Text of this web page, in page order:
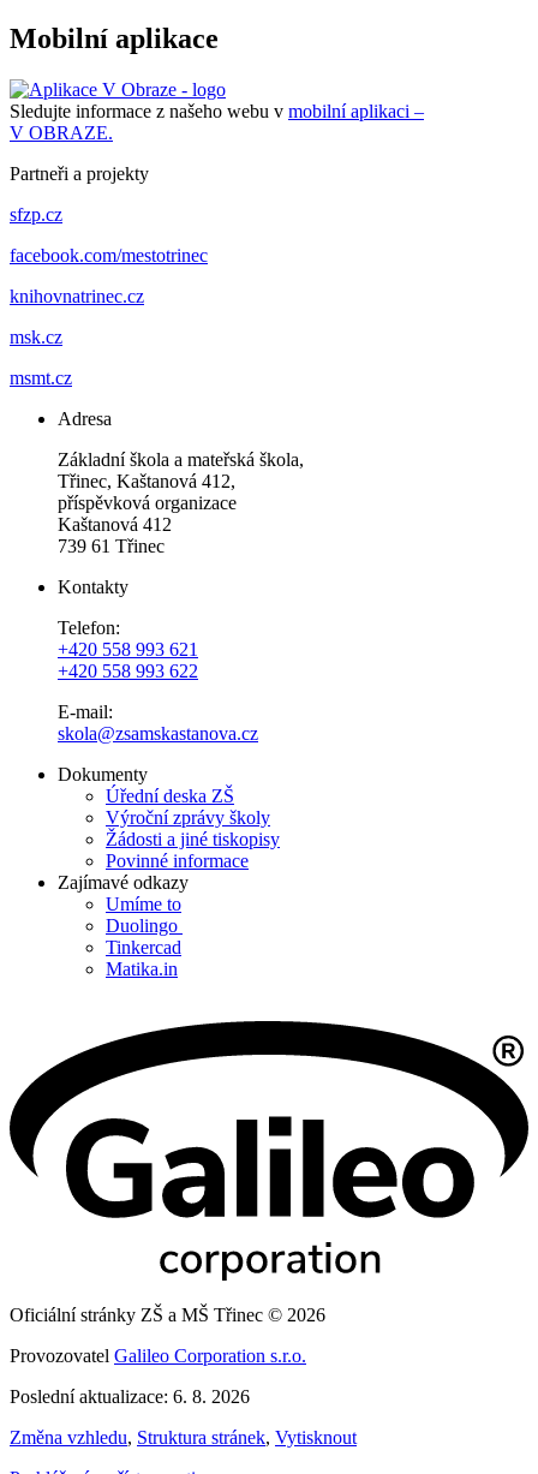
Mobilní aplikace
Sledujte informace z našeho webu v mobilní aplikaci –
V OBRAZE.
Partneři a projekty
sfzp.cz
facebook.com/mestotrinec
knihovnatrinec.cz
msk.cz
msmt.cz
Adresa
Základní škola a mateřská škola,
Třinec, Kaštanová 412,
příspěvková organizace
Kaštanová 412
739 61 Třinec
Kontakty
Telefon:
+420 558 993 621
+420 558 993 622
E-mail:
skola@zsamskastanova.cz
Dokumenty
Úřední deska ZŠ
Výroční zprávy školy
Žádosti a jiné tiskopisy
Povinné informace
Zajímavé odkazy
Umíme to
Duolingo
Tinkercad
Matika.in
Oficiální stránky ZŠ a MŠ Třinec © 2026
Provozovatel Galileo Corporation s.r.o.
Poslední aktualizace: 6. 8. 2026
Změna vzhledu, Struktura stránek, Vytisknout